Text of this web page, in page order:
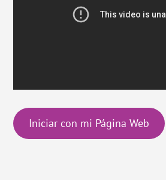
Iniciar con mi Página Web